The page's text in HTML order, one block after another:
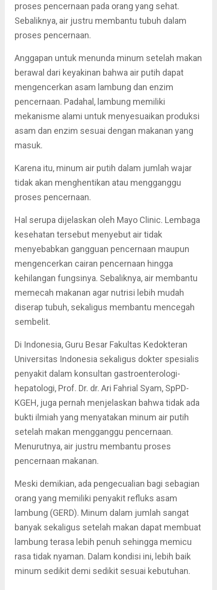
proses pencernaan pada orang yang sehat.
Sebaliknya, air justru membantu tubuh dalam
proses pencernaan.
Anggapan untuk menunda minum setelah makan
berawal dari keyakinan bahwa air putih dapat
mengencerkan asam lambung dan enzim
pencernaan. Padahal, lambung memiliki
mekanisme alami untuk menyesuaikan produksi
asam dan enzim sesuai dengan makanan yang
masuk.
Karena itu, minum air putih dalam jumlah wajar
tidak akan menghentikan atau mengganggu
proses pencernaan.
Hal serupa dijelaskan oleh Mayo Clinic. Lembaga
kesehatan tersebut menyebut air tidak
menyebabkan gangguan pencernaan maupun
mengencerkan cairan pencernaan hingga
kehilangan fungsinya. Sebaliknya, air membantu
memecah makanan agar nutrisi lebih mudah
diserap tubuh, sekaligus membantu mencegah
sembelit.
Di Indonesia, Guru Besar Fakultas Kedokteran
Universitas Indonesia sekaligus dokter spesialis
penyakit dalam konsultan gastroenterologi-
hepatologi, Prof. Dr. dr. Ari Fahrial Syam, SpPD-
KGEH, juga pernah menjelaskan bahwa tidak ada
bukti ilmiah yang menyatakan minum air putih
setelah makan mengganggu pencernaan.
Menurutnya, air justru membantu proses
pencernaan makanan.
Meski demikian, ada pengecualian bagi sebagian
orang yang memiliki penyakit refluks asam
lambung (GERD). Minum dalam jumlah sangat
banyak sekaligus setelah makan dapat membuat
lambung terasa lebih penuh sehingga memicu
rasa tidak nyaman. Dalam kondisi ini, lebih baik
minum sedikit demi sedikit sesuai kebutuhan.